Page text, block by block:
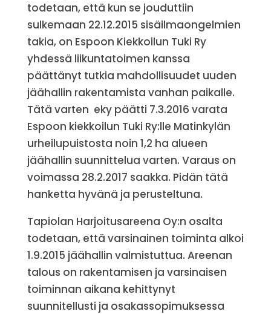
todetaan, että kun se jouduttiin
sulkemaan 22.12.2015 sisäilmaongelmien
takia, on Espoon Kiekkoilun Tuki Ry
yhdessä liikuntatoimen kanssa
päättänyt tutkia mahdollisuudet uuden
jäähallin rakentamista vanhan paikalle.
Tätä varten eky päätti 7.3.2016 varata
Espoon kiekkoilun Tuki Ry:lle Matinkylän
urheilupuistosta noin 1,2 ha alueen
jäähallin suunnittelua varten. Varaus on
voimassa 28.2.2017 saakka. Pidän tätä
hanketta hyvänä ja perusteltuna.
Tapiolan Harjoitusareena Oy:n osalta
todetaan, että varsinainen toiminta alkoi
1.9.2015 jäähallin valmistuttua. Areenan
talous on rakentamisen ja varsinaisen
toiminnan aikana kehittynyt
suunnitellusti ja osakassopimuksessa